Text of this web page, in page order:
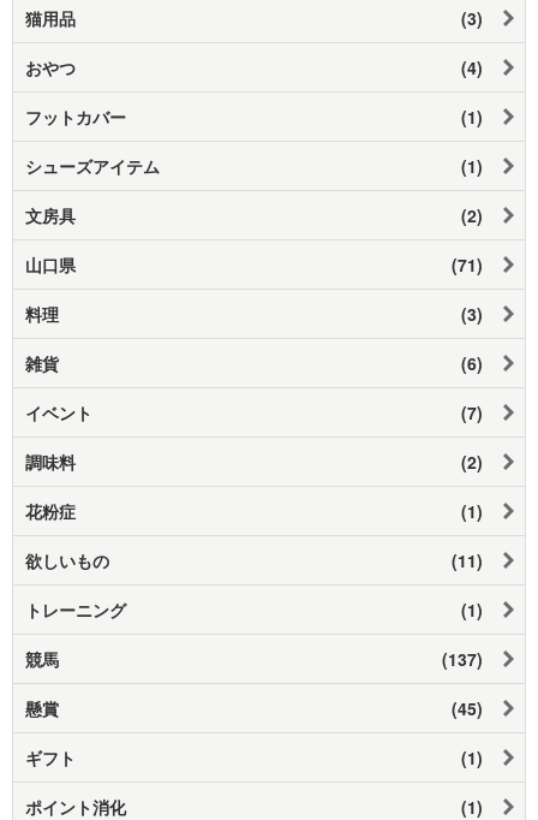
猫用品 (3)
おやつ (4)
フットカバー (1)
シューズアイテム (1)
文房具 (2)
山口県 (71)
料理 (3)
雑貨 (6)
イベント (7)
調味料 (2)
花粉症 (1)
欲しいもの (11)
トレーニング (1)
競馬 (137)
懸賞 (45)
ギフト (1)
ポイント消化 (1)